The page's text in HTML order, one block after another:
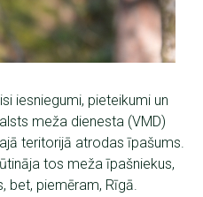
iesniegumi, pieteikumi un
meža dienesta (VMD)
teritorijā atrodas īpašums.
tos meža īpašniekus,
bet, piemēram, Rīgā.